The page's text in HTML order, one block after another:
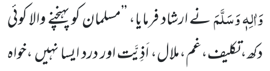
وَاٰلِہٖ وَسَلَّمَنے ارشاد فرمایا،’’مسلمان کو پہنچنے والا کوئی
دکھ،تکلیف،غم،ملال، اَذِیَّت اور درد ایسا نہیں ،خواہ